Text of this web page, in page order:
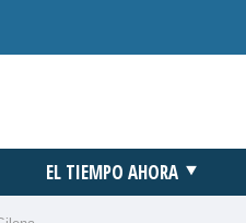
EL TIEMPO AHORA